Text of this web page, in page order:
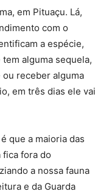
em Pituaçu. Lá,
com o
a espécie,
alguma sequela,
ou receber alguma
em três dias ele vai
que a maioria das
fica fora do
a nossa fauna
e da Guarda